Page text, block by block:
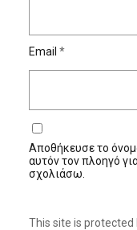
Email *
Αποθήκευσε το
αυτόν τον πλοηγό
σχολιάσω.
This site is protected